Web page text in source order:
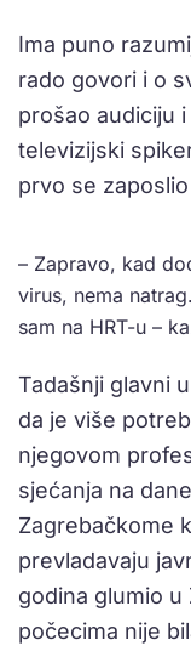
Ima puno
rado govori i o
prošao audiciju
televizijski
prvo se
– Zapravo, kad
virus, nema
sam na HRT-u –
Tadašnji glavni
da je više
njegovom
sjećanja na
Zagrebačkome
prevladavaju
godina glumio u
počecima nije